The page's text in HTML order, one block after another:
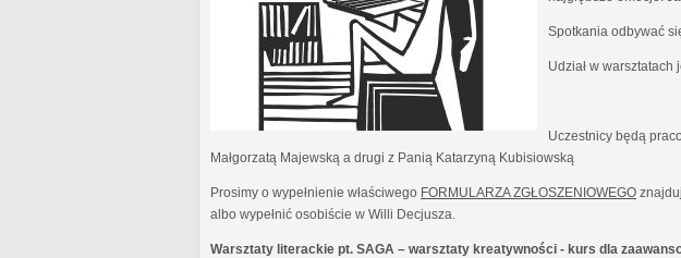
Spotkania odbywać
Udział w warsztatach
Uczestnicy będą
Małgorzatą Majewską a drugi z Panią Katarzyną Kubisiowską
Prosimy o wypełnienie właściwego FORMULARZA ZGŁOSZENIOWEGO
albo wypełnić osobiście w Willi Decjusza.
Warsztaty literackie pt. SAGA – warsztaty kreatywności - kurs dla